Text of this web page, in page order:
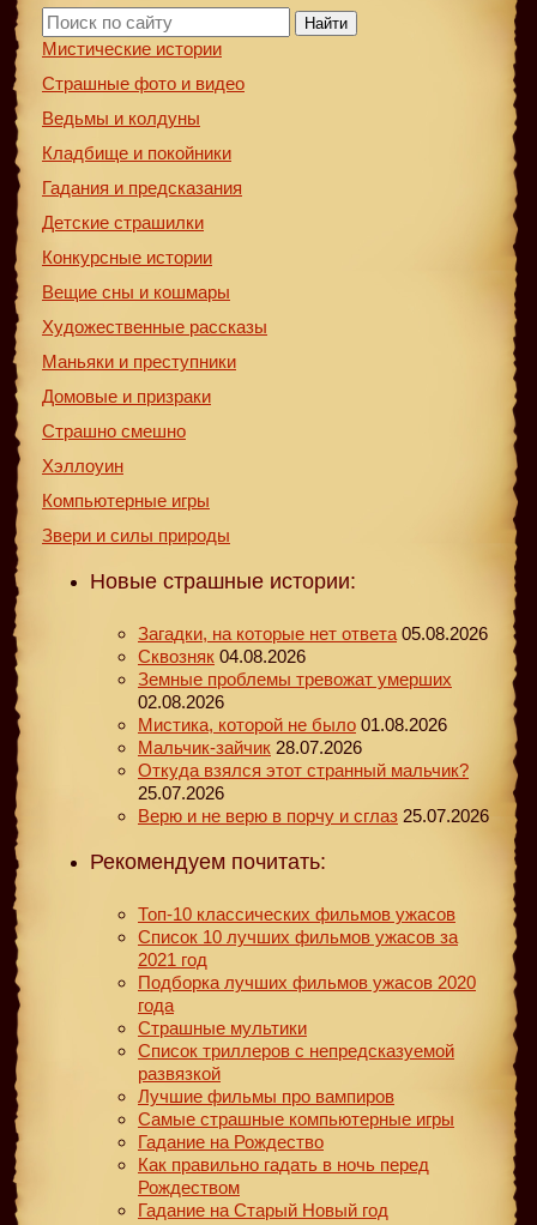
Найти
Мистические истории
Страшные фото и видео
Ведьмы и колдуны
Кладбище и покойники
Гадания и предсказания
Детские страшилки
Конкурсные истории
Вещие сны и кошмары
Художественные рассказы
Маньяки и преступники
Домовые и призраки
Страшно смешно
Хэллоуин
Компьютерные игры
Звери и силы природы
Новые страшные истории:
Загадки, на которые нет ответа 05.08.2026
Сквозняк 04.08.2026
Земные проблемы тревожат умерших
02.08.2026
Мистика, которой не было 01.08.2026
Мальчик-зайчик 28.07.2026
Откуда взялся этот странный мальчик?
25.07.2026
Верю и не верю в порчу и сглаз 25.07.2026
Рекомендуем почитать:
Топ-10 классических фильмов ужасов
Список 10 лучших фильмов ужасов за
2021 год
Подборка лучших фильмов ужасов 2020
года
Страшные мультики
Список триллеров с непредсказуемой
развязкой
Лучшие фильмы про вампиров
Самые страшные компьютерные игры
Гадание на Рождество
Как правильно гадать в ночь перед
Рождеством
Гадание на Старый Новый год